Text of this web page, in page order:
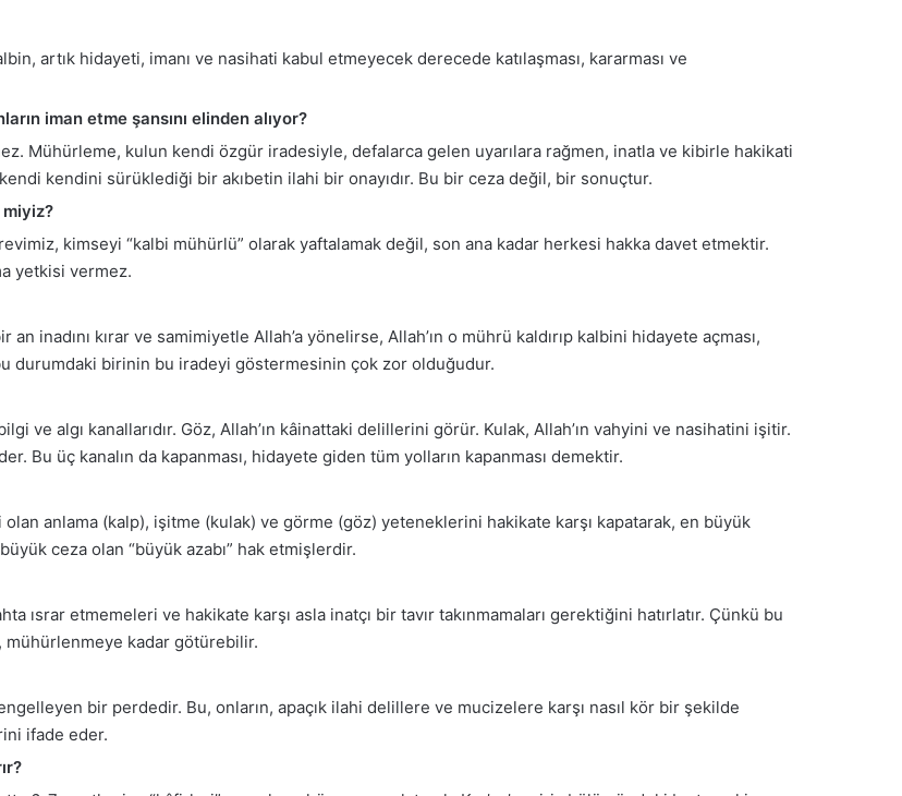
artık hidayeti, imanı ve nasihati kabul etmeyecek derecede katılaşması, kararması ve
iman etme şansını elinden alıyor?
Mühürleme, kulun kendi özgür iradesiyle, defalarca gelen uyarılara rağmen, inatla ve kibirle hakikati
kendini sürüklediği bir akıbetin ilahi bir onayıdır. Bu bir ceza değil, bir sonuçtur.
miyiz?
kimseyi “kalbi mühürlü” olarak yaftalamak değil, son ana kadar herkesi hakka davet etmektir.
yetkisi vermez.
inadını kırar ve samimiyetle Allah’a yönelirse, Allah’ın o mührü kaldırıp kalbini hidayete açması,
durumdaki birinin bu iradeyi göstermesinin çok zor olduğudur.
ve algı kanallarıdır. Göz, Allah’ın kâinattaki delillerini görür. Kulak, Allah’ın vahyini ve nasihatini işitir.
Bu üç kanalın da kapanması, hidayete giden tüm yolların kapanması demektir.
anlama (kalp), işitme (kulak) ve görme (göz) yeteneklerini hakikate karşı kapatarak, en büyük
ceza olan “büyük azabı” hak etmişlerdir.
ısrar etmemeleri ve hakikate karşı asla inatçı bir tavır takınmamaları gerektiğini hatırlatır. Çünkü bu
mühürlenmeye kadar götürebilir.
bir perdedir. Bu, onların, apaçık ilahi delillere ve mucizelere karşı nasıl kör bir şekilde
ifade eder.